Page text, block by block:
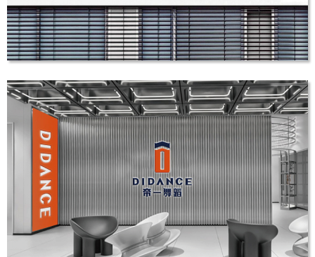
岳桦科技LOGO设计,铁道信息安全品牌设计
LOGO设计